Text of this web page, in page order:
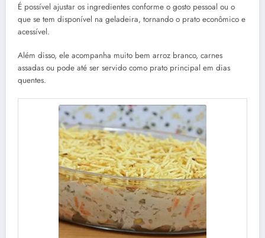
É possível ajustar os ingredientes conforme o gosto pessoal ou o
que se tem disponível na geladeira, tornando o prato econômico e
acessível.
Além disso, ele acompanha muito bem arroz branco, carnes
assadas ou pode até ser servido como prato principal em dias
quentes.